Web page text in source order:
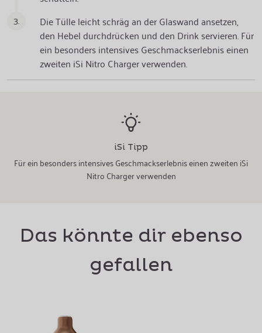
3.
Die Tülle leicht schräg an der Glaswand ansetzen,
den Hebel durchdrücken und den Drink servieren. Für
ein besonders intensives Geschmackserlebnis einen
zweiten iSi Nitro Charger verwenden.
iSi Tipp
Für ein besonders intensives Geschmackserlebnis einen zweiten iSi
Nitro Charger verwenden
Das könnte dir ebenso
gefallen